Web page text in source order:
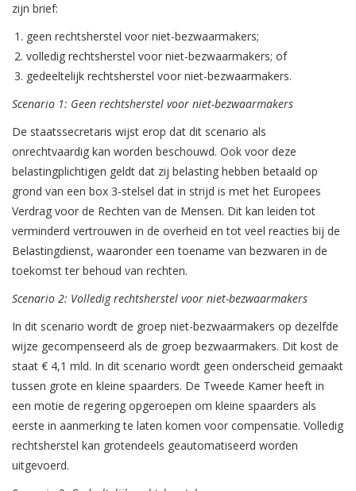
zijn brief:
geen rechtsherstel voor niet-bezwaarmakers;
volledig rechtsherstel voor niet-bezwaarmakers; of
gedeeltelijk rechtsherstel voor niet-bezwaarmakers.
Scenario 1: Geen rechtsherstel voor niet-bezwaarmakers
De staatssecretaris wijst erop dat dit scenario als
onrechtvaardig kan worden beschouwd. Ook voor deze
belastingplichtigen geldt dat zij belasting hebben betaald op
grond van een box 3-stelsel dat in strijd is met het Europees
Verdrag voor de Rechten van de Mensen. Dit kan leiden tot
verminderd vertrouwen in de overheid en tot veel reacties bij de
Belastingdienst, waaronder een toename van bezwaren in de
toekomst ter behoud van rechten.
Scenario 2: Volledig rechtsherstel voor niet-bezwaarmakers
In dit scenario wordt de groep niet-bezwaarmakers op dezelfde
wijze gecompenseerd als de groep bezwaarmakers. Dit kost de
staat € 4,1 mld. In dit scenario wordt geen onderscheid gemaakt
tussen grote en kleine spaarders. De Tweede Kamer heeft in
een motie de regering opgeroepen om kleine spaarders als
eerste in aanmerking te laten komen voor compensatie. Volledig
rechtsherstel kan grotendeels geautomatiseerd worden
uitgevoerd.